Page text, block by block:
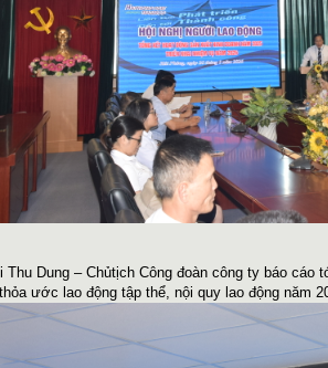
Thu Dung – Chủtịch Công đoàn công ty báo cáo
thỏa ước lao động tập thể, nội quy lao động năm